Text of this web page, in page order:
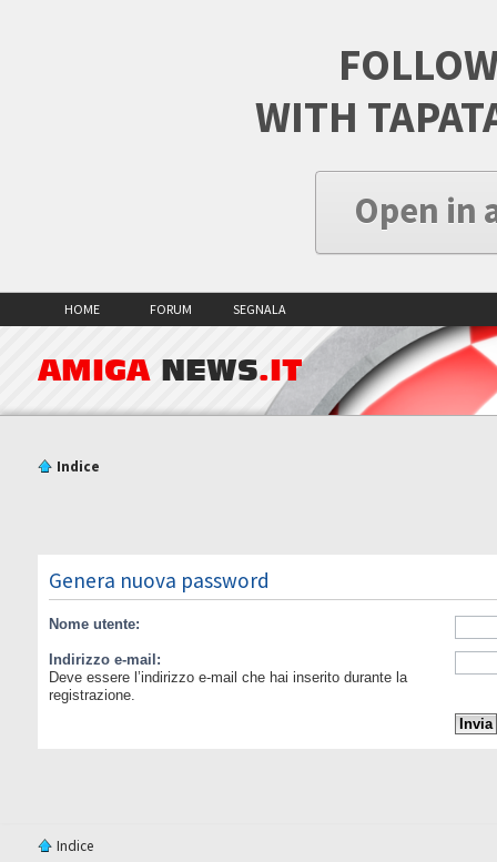
WITH
Open in
HOME FORUM SEGNALA
AMIGA NEWS.IT
Indice
Genera nuova password
Nome utente:
Indirizzo e-mail:
Deve essere l’indirizzo e-mail che hai inserito durante la
registrazione.
Indice